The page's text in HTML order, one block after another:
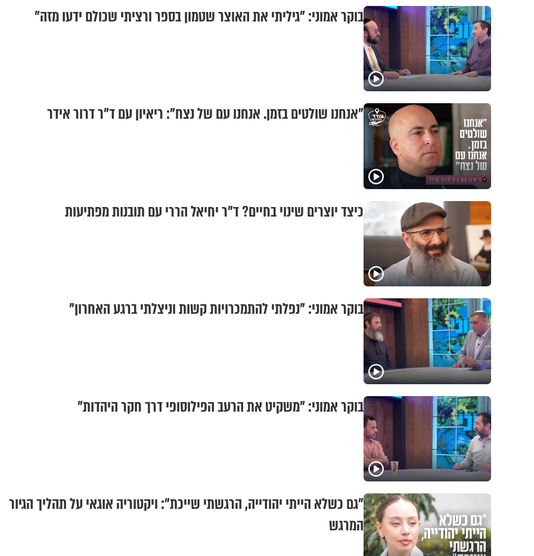
בוקר אמוני: "גיליתי את האוצר שטמון בספר ורציתי שכולם ידעו מזה"
"אנחנו שולטים בזמן. אנחנו עם של נצח": ריאיון עם ד"ר דרור אידר
כיצד יוצרים שינוי בחיים? ד"ר יחיאל הררי עם תובנות מפתיעות
בוקר אמוני: "נפלתי להתמכרויות קשות וניצלתי ברגע האחרון"
בוקר אמוני: "משקיט את הרעב הפילוסופי דרך חקר היהדות"
"גם כשלא הייתי יהודייה, הרגשתי שייכת": ויקטוריה אוגאי על תהליך הגיור
המרגש